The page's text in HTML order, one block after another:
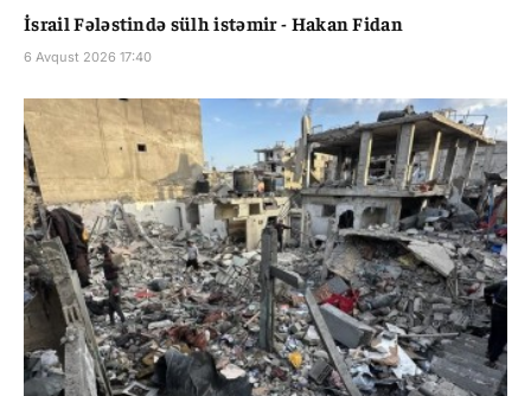
İsrail Fələstində sülh istəmir - Hakan Fidan
6 Avqust 2026 17:40